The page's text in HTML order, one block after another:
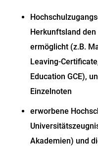
Herkunftsland
ermöglicht (z.B.
Leaving-
Education GCE),
Einzelnoten
erworbene
Akademien) und